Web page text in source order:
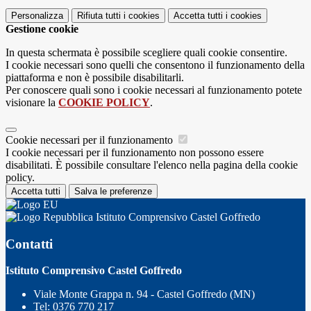
Personalizza Rifiuta tutti i cookies Accetta tutti i cookies
Gestione cookie
In questa schermata è possibile scegliere quali cookie consentire.
I cookie necessari sono quelli che consentono il funzionamento della
piattaforma e non è possibile disabilitarli.
Per conoscere quali sono i cookie necessari al funzionamento potete
visionare la COOKIE POLICY.
Cookie necessari per il funzionamento
I cookie necessari per il funzionamento non possono essere
disabilitati. È possibile consultare l'elenco nella pagina della cookie
policy.
Accetta tutti Salva le preferenze
Istituto Comprensivo Castel Goffredo
Contatti
Istituto Comprensivo Castel Goffredo
Viale Monte Grappa n. 94 - Castel Goffredo (MN)
Tel: 0376 770 217